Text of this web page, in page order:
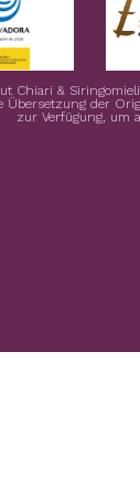
Chiari &
der
zur Verfügung, um